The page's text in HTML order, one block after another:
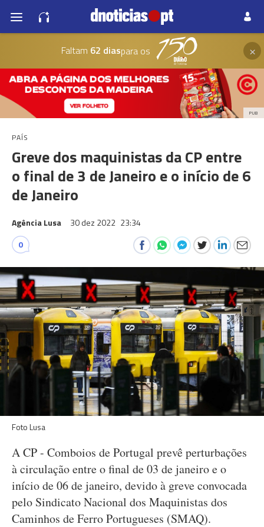
Faltam 62 diaspara os ×
PUB
PAÍS
Greve dos maquinistas da CP entre
o final de 3 de Janeiro e o início de 6
de Janeiro
Agência Lusa 30 dez 2022 23:34
0
Foto Lusa
A CP - Comboios de Portugal prevê perturbações
à circulação entre o final de 03 de janeiro e o
início de 06 de janeiro, devido à greve convocada
pelo Sindicato Nacional dos Maquinistas dos
Caminhos de Ferro Portugueses (SMAQ).